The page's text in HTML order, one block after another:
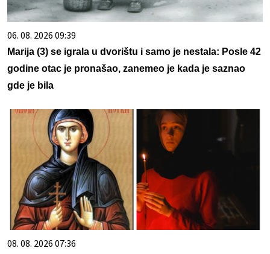
06. 08. 2026 09:39
Marija (3) se igrala u dvorištu i samo je nestala: Posle 42
godine otac je pronašao, zanemeo je kada je saznao
gde je bila
08. 08. 2026 07:36